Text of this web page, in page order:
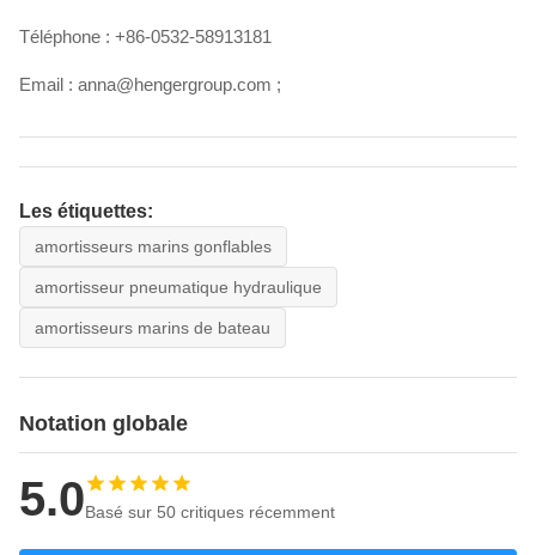
Téléphone : +86-0532-58913181
Email : anna@hengergroup.com ;
Les étiquettes:
amortisseurs marins gonflables
amortisseur pneumatique hydraulique
amortisseurs marins de bateau
Notation globale
5.0Basé sur 50 critiques récemment